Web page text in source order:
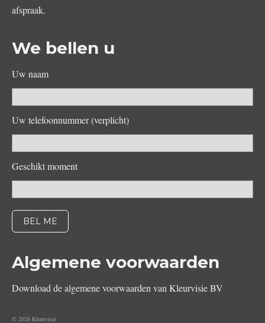
afspraak.
We bellen u
Uw naam
Uw telefoonnummer (verplicht)
Geschikt moment
Algemene voorwaarden
Download de algemene voorwaarden van Kleurvisie BV
© 2026 Kleurvisie